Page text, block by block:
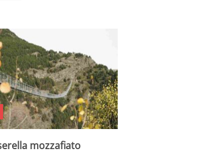
mozzafiato